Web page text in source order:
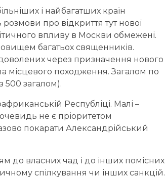
і найбагатших країн
про відкриття тут нової
впливу в Москви обмежені.
багатьох священників.
через призначення нового
місцевого походження. Загалом по
500 загалом).
Республіці. Малі –
не є пріоритетом
покарати Александрійський
до власних чад і до інших помісних
спілкування чи інших санкцій.